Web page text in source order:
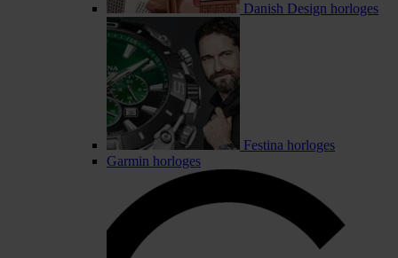
Danish Design horloges
Festina horloges
Garmin horloges